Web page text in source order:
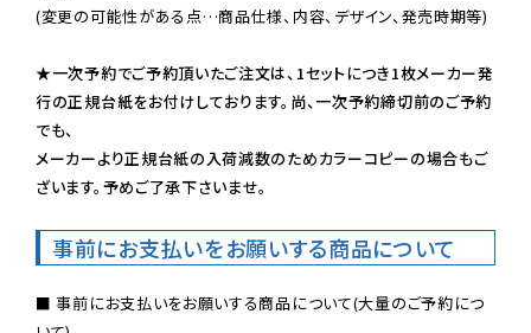
(変更の可能性がある点…商品仕様、内容、デザイン、発売時期等)
★一次予約でご予約頂いたご注文は、1セットにつき1枚メーカー発
行の正規台紙をお付けしております。尚、一次予約締切前のご予約
でも、
メーカーより正規台紙の入荷減数のためカラーコピーの場合もご
ざいます。予めご了承下さいませ。
事前にお支払いをお願いする商品について
■ 事前にお支払いをお願いする商品について(大量のご予約につ